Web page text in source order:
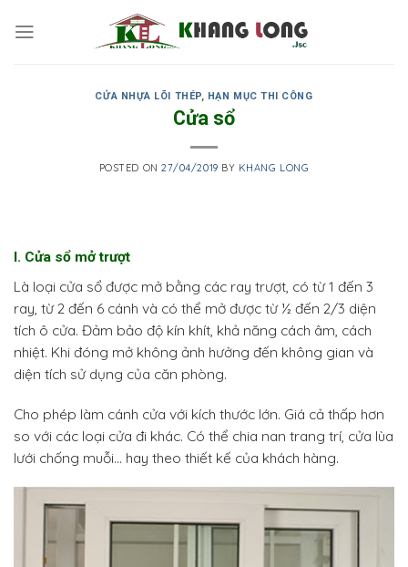
CỬA NHỰA LÕI THÉP, HẠN MỤC THI CÔNG
Cửa sổ
POSTED ON27/04/2019 BY KHANG LONG
I. Cửa sổ mở trượt
Là loại cửa sổ được mở bằng các ray trượt, có từ 1 đến 3
ray, từ 2 đến 6 cánh và có thể mở được từ ½ đến 2/3 diện
tích ô cửa. Đảm bảo độ kín khít, khả năng cách âm, cách
nhiệt. Khi đóng mở không ảnh hưởng đến không gian và
diện tích sử dụng của căn phòng.
Cho phép làm cánh cửa với kích thước lớn. Giá cả thấp hơn
so với các loại cửa đi khác. Có thể chia nan trang trí, cửa lùa
lưới chống muỗi… hay theo thiết kế của khách hàng.